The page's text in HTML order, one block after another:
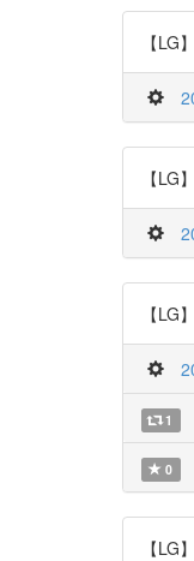
【
【
【
1
0
【